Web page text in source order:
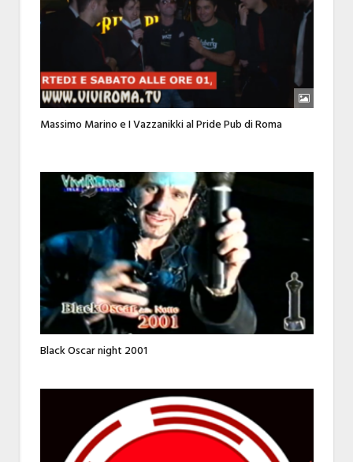
Massimo Marino e I Vazzanikki al Pride Pub di Roma
Black Oscar night 2001